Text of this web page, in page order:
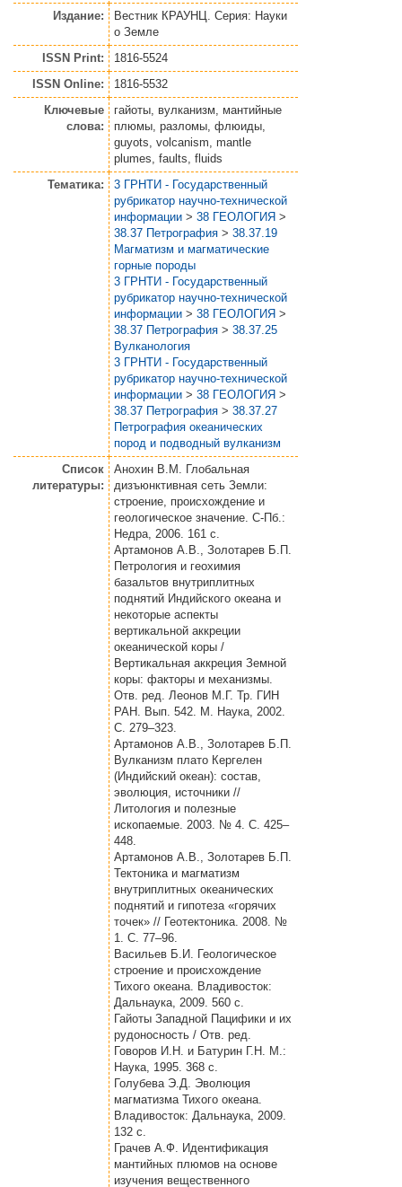
Издание:
Вестник КРАУНЦ. Серия: Науки
о Земле
ISSN Print:
1816-5524
ISSN Online:
1816-5532
Ключевые
слова:
гайоты, вулканизм, мантийные
плюмы, разломы, флюиды,
guyots, volcanism, mantle
plumes, faults, fluids
Тематика:
3 ГРНТИ - Государственный
рубрикатор научно-технической
информации > 38 ГЕОЛОГИЯ >
38.37 Петрография > 38.37.19
Магматизм и магматические
горные породы
3 ГРНТИ - Государственный
рубрикатор научно-технической
информации > 38 ГЕОЛОГИЯ >
38.37 Петрография > 38.37.25
Вулканология
3 ГРНТИ - Государственный
рубрикатор научно-технической
информации > 38 ГЕОЛОГИЯ >
38.37 Петрография > 38.37.27
Петрография океанических
пород и подводный вулканизм
Список
литературы:
Анохин В.М. Глобальная
дизъюнктивная сеть Земли:
строение, происхождение и
геологическое значение. С-Пб.:
Недра, 2006. 161 с.
Артамонов А.В., Золотарев Б.П.
Петрология и геохимия
базальтов внутриплитных
поднятий Индийского океана и
некоторые аспекты
вертикальной аккреции
океанической коры /
Вертикальная аккреция Земной
коры: факторы и механизмы.
Отв. ред. Леонов М.Г. Тр. ГИН
РАН. Вып. 542. М. Наука, 2002.
С. 279–323.
Артамонов А.В., Золотарев Б.П.
Вулканизм плато Кергелен
(Индийский океан): состав,
эволюция, источники //
Литология и полезные
ископаемые. 2003. № 4. С. 425–
448.
Артамонов А.В., Золотарев Б.П.
Тектоника и магматизм
внутриплитных океанических
поднятий и гипотеза «горячих
точек» // Геотектоника. 2008. №
1. С. 77–96.
Васильев Б.И. Геологическое
строение и происхождение
Тихого океана. Владивосток:
Дальнаука, 2009. 560 с.
Гайоты Западной Пацифики и их
рудоносность / Отв. ред.
Говоров И.Н. и Батурин Г.Н. М.:
Наука, 1995. 368 с.
Голубева Э.Д. Эволюция
магматизма Тихого океана.
Владивосток: Дальнаука, 2009.
132 с.
Грачев А.Ф. Идентификация
мантийных плюмов на основе
изучения вещественного